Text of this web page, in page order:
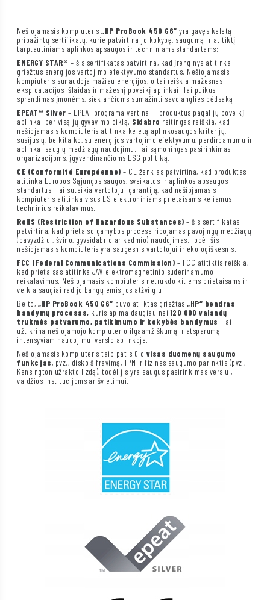
Nešiojamasis kompiuteris„HP ProBook 450 G6“ yra gavęs keletą
pripažintų sertifikatų, kurie patvirtina jo kokybę, saugumą ir atitiktį
tarptautiniams aplinkos apsaugos ir techniniams standartams:
ENERGY STAR® – šis sertifikatas patvirtina, kad įrenginys atitinka
griežtus energijos vartojimo efektyvumo standartus. Nešiojamasis
kompiuteris sunaudoja mažiau energijos, o tai reiškia mažesnes
eksploatacijos išlaidas ir mažesnį poveikį aplinkai. Tai puikus
sprendimas įmonėms, siekiančioms sumažinti savo anglies pėdsaką.
EPEAT® Silver – EPEAT programa vertina IT produktus pagal jų poveikį
aplinkai per visą jų gyvavimo ciklą. Sidabro reitingas reiškia, kad
nešiojamasis kompiuteris atitinka keletą aplinkosaugos kriterijų,
susijusių, be kita ko, su energijos vartojimo efektyvumu, perdirbamumu ir
aplinkai saugių medžiagų naudojimu. Tai sąmoningas pasirinkimas
organizacijoms, įgyvendinančioms ESG politiką.
CE (Conformité Européenne) – CE ženklas patvirtina, kad produktas
atitinka Europos Sąjungos saugos, sveikatos ir aplinkos apsaugos
standartus. Tai suteikia vartotojui garantiją, kad nešiojamasis
kompiuteris atitinka visus ES elektroniniams prietaisams keliamus
techninius reikalavimus.
RoHS (Restriction of Hazardous Substances) – šis sertifikatas
patvirtina, kad prietaiso gamybos procese ribojamas pavojingų medžiagų
(pavyzdžiui, švino, gyvsidabrio ar kadmio) naudojimas. Todėl šis
nešiojamasis kompiuteris yra saugesnis vartotojui ir ekologiškesnis.
FCC (Federal Communications Commission) – FCC atitiktis reiškia,
kad prietaisas atitinka JAV elektromagnetinio suderinamumo
reikalavimus. Nešiojamasis kompiuteris netrukdo kitiems prietaisams ir
veikia saugiai radijo bangų emisijos atžvilgiu.
Be to, „HP ProBook 450 G6“ buvo atliktas griežtas„HP“ bendras
bandymų procesas, kuris apima daugiau nei120 000 valandų
trukmės patvarumo, patikimumo ir kokybės bandymus. Tai
užtikrina nešiojamojo kompiuterio ilgaamžiškumą ir atsparumą
intensyviam naudojimui verslo aplinkoje.
Nešiojamasis kompiuteris taip pat siūlo visas duomenų saugumo
funkcijas, pvz., disko šifravimą, TPM ir fizines saugumo parinktis (pvz.,
Kensington užrakto lizdą), todėl jis yra saugus pasirinkimas verslui,
valdžios institucijoms ar švietimui.